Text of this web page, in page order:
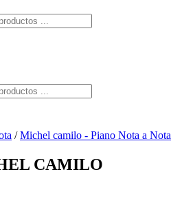
/Michel camilo - Piano Nota a Nota
CAMILO